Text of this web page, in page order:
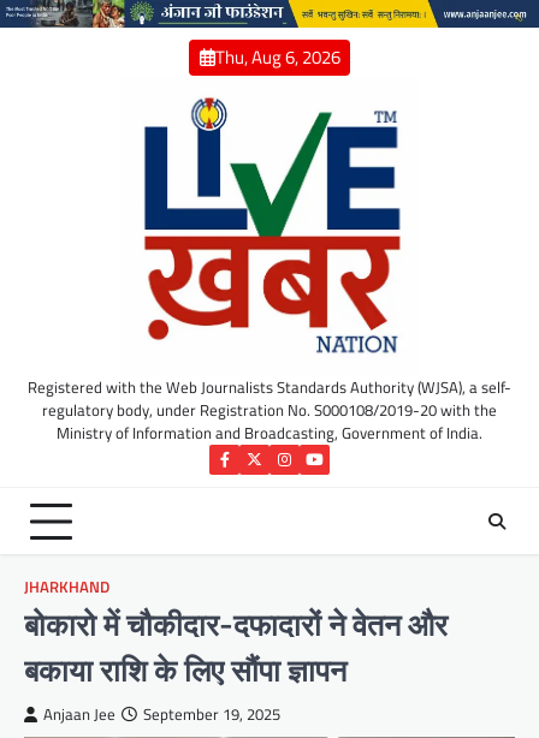
Skip
Thu, Aug 6, 2026
Registered with the Web Journalists Standards Authority (WJSA), a self-
regulatory body, under Registration No. S000108/2019-20 with the
Ministry of Information and Broadcasting, Government of India.
Facebook
TwitterInstagram
YouTube
JHARKHAND
बोकारो में चौकीदार-दफादारों ने वेतन और
बकाया राशि के लिए सौंपा ज्ञापन
Anjaan Jee September 19, 2025